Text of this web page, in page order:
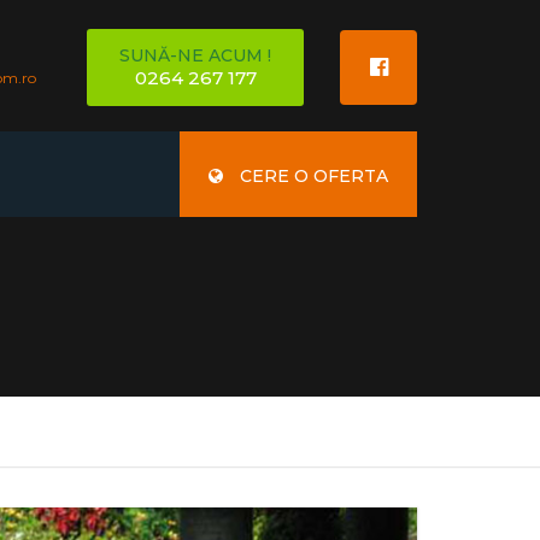
SUNĂ-NE ACUM !
0264 267 177
CERE O OFERTA